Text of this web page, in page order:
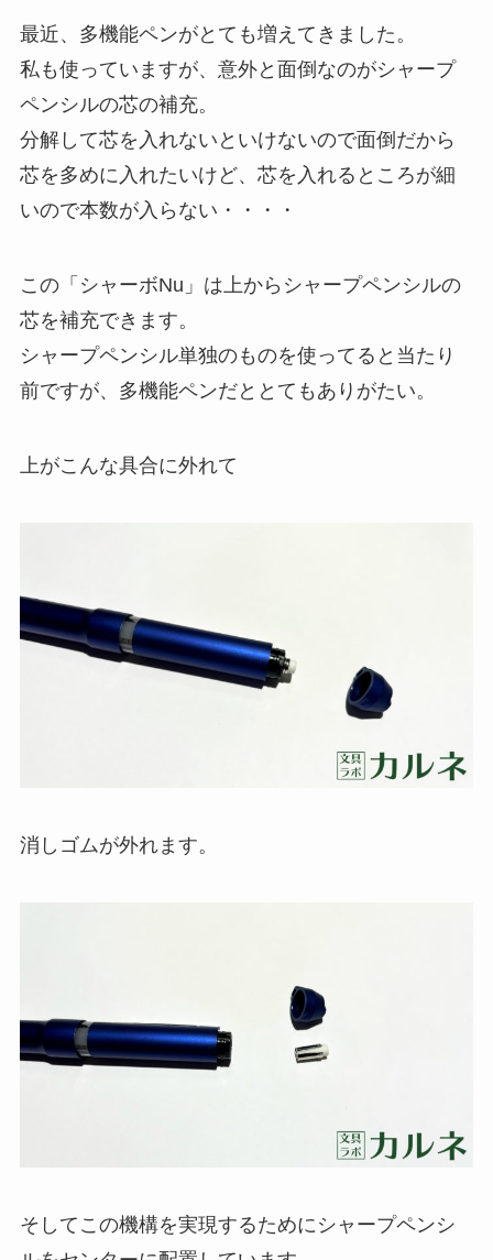
最近、多機能ペンがとても増えてきました。
私も使っていますが、意外と面倒なのがシャープ
ペンシルの芯の補充。
分解して芯を入れないといけないので面倒だから
芯を多めに入れたいけど、芯を入れるところが細
いので本数が入らない・・・・
この「シャーボNu」は上からシャープペンシルの
芯を補充できます。
シャープペンシル単独のものを使ってると当たり
前ですが、多機能ペンだととてもありがたい。
上がこんな具合に外れて
消しゴムが外れます。
そしてこの機構を実現するためにシャープペンシ